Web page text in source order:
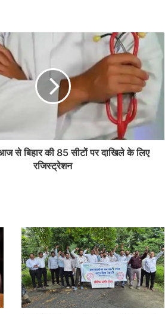
से बिहार की 85 सीटों पर दाखिले के लिए
रजिस्ट्रेशन